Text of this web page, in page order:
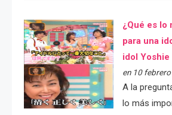
¿Qué es lo
para una
idol Yoshie
en 10
A la
lo más